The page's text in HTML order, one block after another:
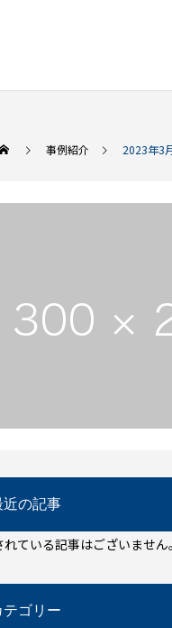
事例紹介 2023年3
近の記事
ている記事はございません。
テゴリー